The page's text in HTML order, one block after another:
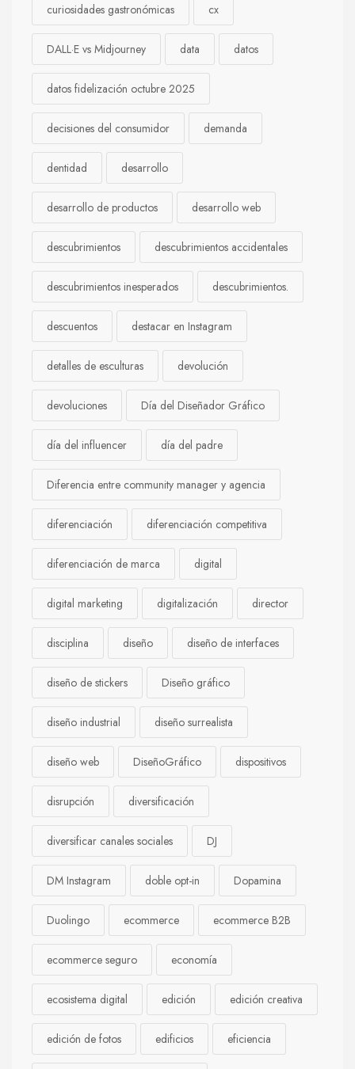
curiosidades gastronómicas cx
DALL·E vs Midjourney data datos
datos fidelización octubre 2025
decisiones del consumidor demanda
dentidad desarrollo
desarrollo de productos desarrollo web
descubrimientos descubrimientos accidentales
descubrimientos inesperados descubrimientos.
descuentos destacar en Instagram
detalles de esculturas devolución
devoluciones Día del Diseñador Gráfico
día del influencer día del padre
Diferencia entre community manager y agencia
diferenciación diferenciación competitiva
diferenciación de marca digital
digital marketing digitalización director
disciplina diseño diseño de interfaces
diseño de stickers Diseño gráfico
diseño industrial diseño surrealista
diseño web DiseñoGráfico dispositivos
disrupción diversificación
diversificar canales sociales DJ
DM Instagram doble opt-in Dopamina
Duolingo ecommerce ecommerce B2B
ecommerce seguro economía
ecosistema digital edición edición creativa
edición de fotos edificios eficiencia